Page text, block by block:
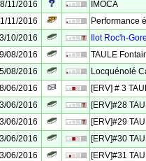
11/2016
IMOCA
11/2016
Performance
10/2016
Ilot Roc'h-
08/2016
TAULE
08/2016
Locquénolé
06/2016
[ERV] # 3
06/2016
[ERV]#28
06/2016
[ERV]#29
06/2016
[ERV]#30
06/2016
[ERV]#31